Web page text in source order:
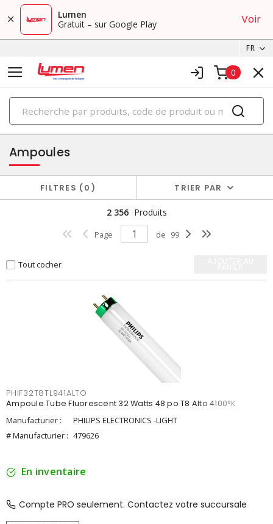
Lumen
Gratuit – sur Google Play
Voir
FR
0
PRODUITS
éclairage
Ampoules
FILTRES 0 TRIER PAR
2 356 Produits
Page de 99
Tout cocher
PHIF32T8TL941ALTO
Ampoule Tube Fluorescent 32 Watts 48 po T8 Alto 4100°K
Manufacturier :
PHILIPS ELECTRONICS -LIGHT
# Manufacturier : 479626
En inventaire
Compte PRO seulement. Contactez votre succursale